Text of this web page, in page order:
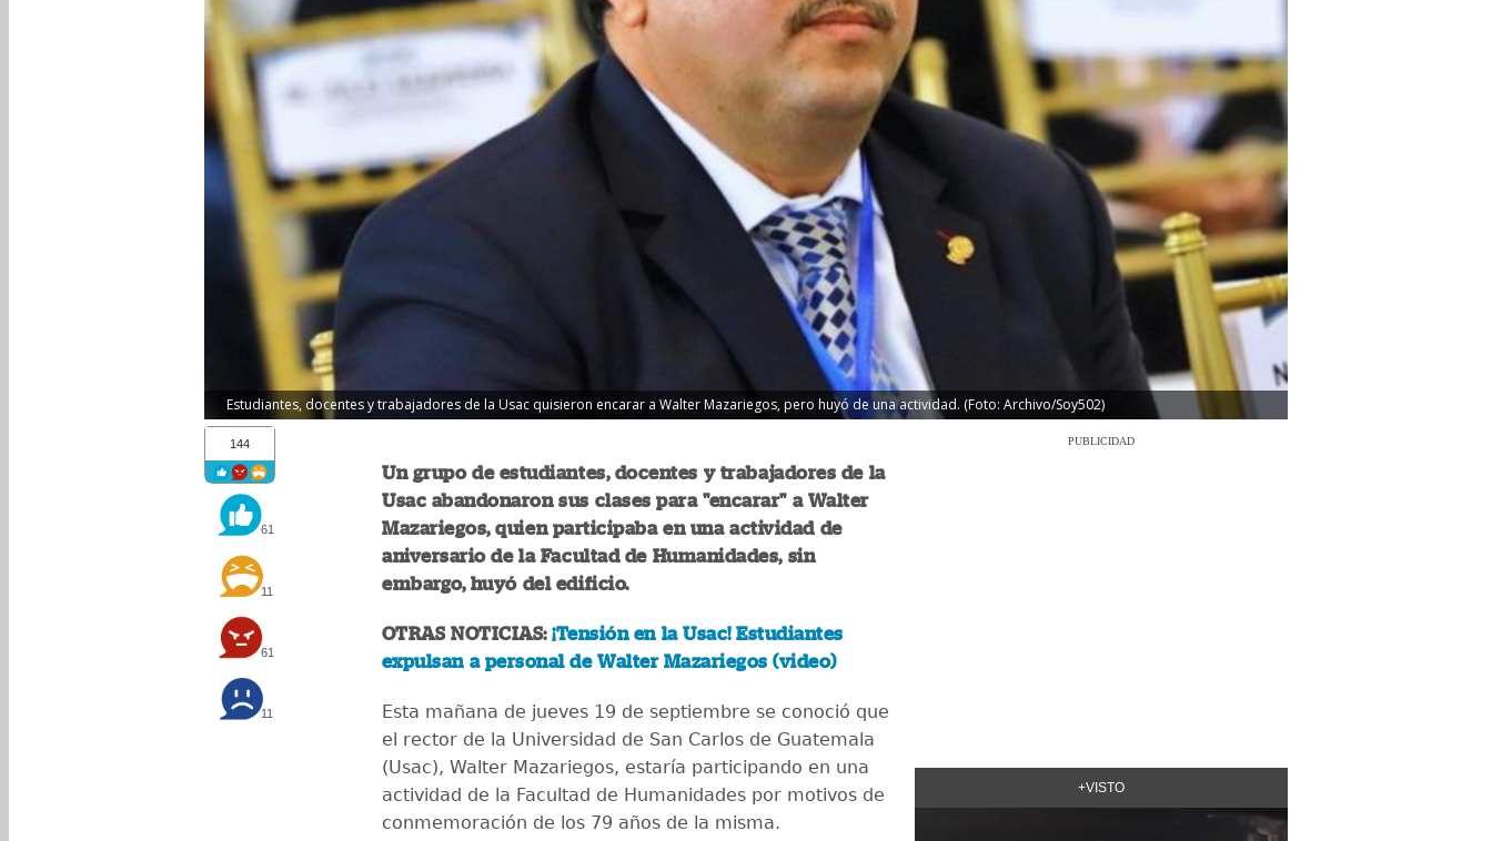
Estudiantes, docentes y trabajadores de la Usac quisieron encarar a Walter Mazariegos, pero huyó de una actividad. (Foto: Archivo/Soy502)
144
61
11
61
11
Un grupo de estudiantes, docentes y trabajadores de la
Usac abandonaron sus clases para "encarar" a Walter
Mazariegos, quien participaba en una actividad de
aniversario de la Facultad de Humanidades, sin
embargo, huyó del edificio.
OTRAS NOTICIAS:¡Tensión en la Usac! Estudiantes
expulsan a personal de Walter Mazariegos (video)
Esta mañana de jueves 19 de septiembre se conoció que
el rector de la Universidad de San Carlos de Guatemala
(Usac), Walter Mazariegos, estaría participando en una
actividad de la Facultad de Humanidades por motivos de
conmemoración de los 79 años de la misma.
PUBLICIDAD
+VISTO